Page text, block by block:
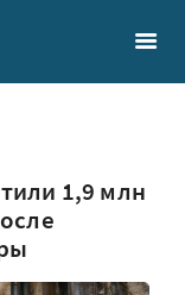
1,9 млн